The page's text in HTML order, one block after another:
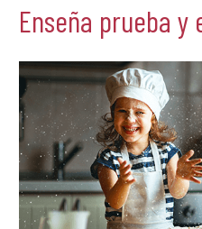
Enseña prueba y